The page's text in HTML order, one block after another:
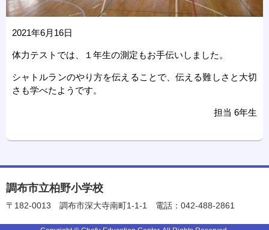
2021年6月16日
体力テストでは、１年生の測定もお手伝いしました。
シャトルランのやり方を伝えることで、伝える難しさと大切
さも学べたようです。
担当 6年生
調布市立柏野小学校
〒182-0013 調布市深大寺南町1-1-1 電話：042-488-2861